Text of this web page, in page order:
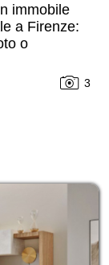
immobile
a Firenze:
o
3